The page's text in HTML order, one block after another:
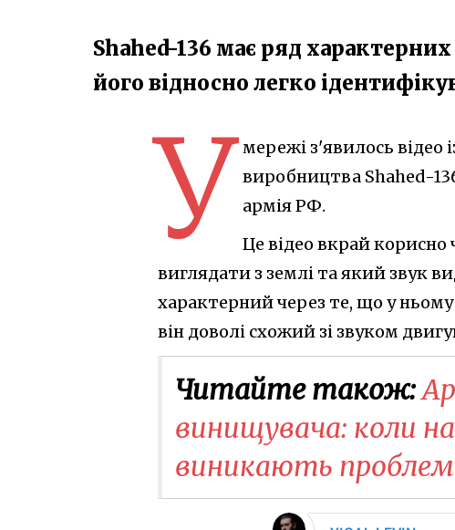
Shahed-136 має ряд
його відносно легко
У мережі з'явилось відео
виробництва Shahed-
армія РФ.
Це відео вкрай корисно
виглядати з землі та який звук
характерний через те, що у
він доволі схожий зі звуком
Читайте також:
винищувача: коли
виникають